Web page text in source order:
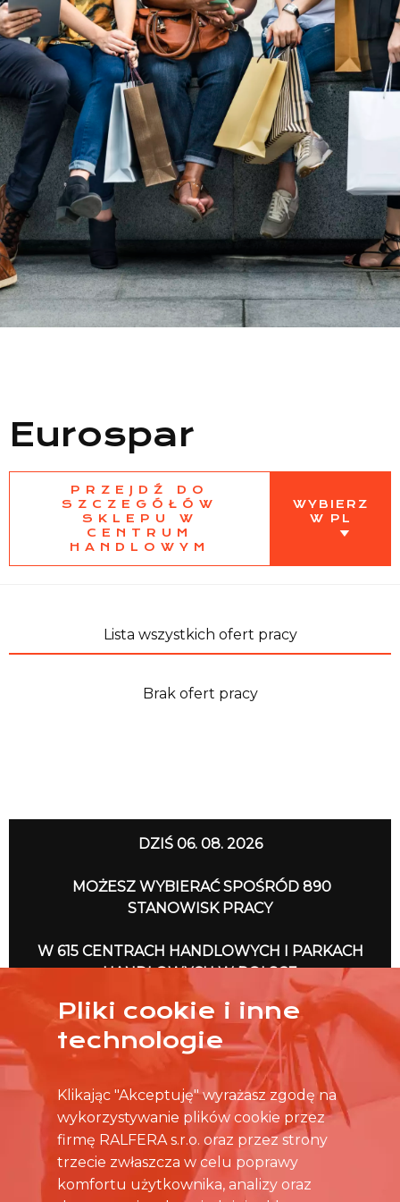
Lista sklepów
Lista CH
Eurospar
PRZEJDŹ DO
SZCZEGÓŁÓW
SKLEPU W
CENTRUM
HANDLOWYM
WYBIERZ
W PL
Lista wszystkich ofert pracy
Brak ofert pracy
DZIŚ 06. 08. 2026
MOŻESZ WYBIERAĆ SPOŚRÓD 890
STANOWISK PRACY
W 615 CENTRACH HANDLOWYCH I PARKACH
HANDLOWYCH W POLSCE
NO TO RUSZAMY
Pliki cookie i inne
technologie
Klikając "Akceptuję" wyrażasz zgodę na
wykorzystywanie plików cookie przez
firmę RALFERA s.r.o. oraz przez strony
trzecie zwłaszcza w celu poprawy
komfortu użytkownika, analizy oraz